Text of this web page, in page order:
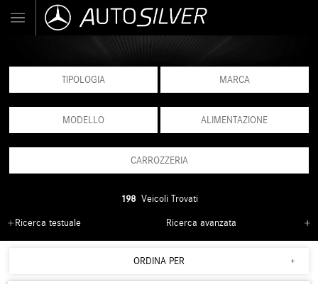
TIPOLOGIA MARCA
MODELLO ALIMENTAZIONE
CARROZZERIA
198Veicoli Trovati
Ricerca testuale
Ricerca avanzata
ORDINA PER